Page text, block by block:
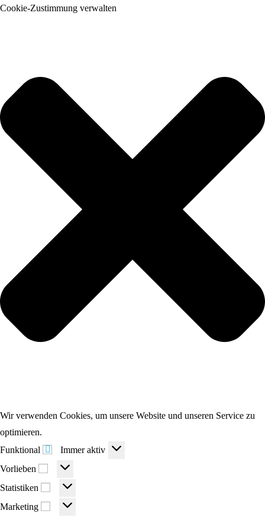
Cookie-Zustimmung verwalten
Wir verwenden Cookies, um unsere Website und unseren Service zu
optimieren.
Funktional
Funktional
Immer aktiv
Vorlieben
Vorlieben
Statistiken Statistiken
Marketing Marketing